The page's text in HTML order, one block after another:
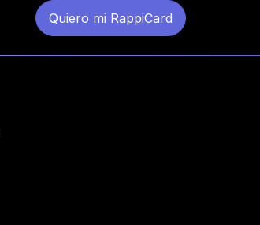
Quiero mi RappiCard